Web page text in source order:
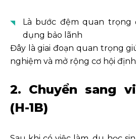
Là bước đệm quan
dụng bảo lãnh
Đây là giai đoạn quan trọng
nghiệm và mở rộng cơ hội
2. Chuyển sang
(H-1B)